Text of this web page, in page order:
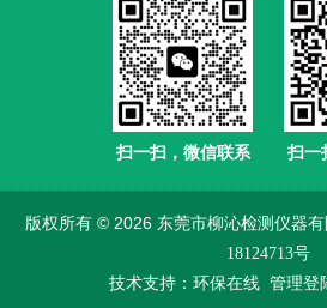
扫一扫，微信联系 扫一
版权所有 © 2026 东莞市柳沁检测仪器
18124713号
技术支持： 环保在线 管理登